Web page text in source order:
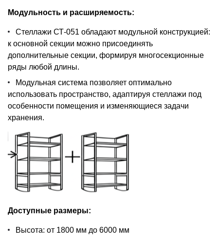
Модульность и расширяемость:
Стеллажи СТ-051 обладают модульной конструкцией:
к основной секции можно присоединять
дополнительные секции, формируя многосекционные
ряды любой длины.
Модульная система позволяет оптимально
использовать пространство, адаптируя стеллажи под
особенности помещения и изменяющиеся задачи
хранения.
Доступные размеры:
Высота: от 1800 мм до 6000 мм